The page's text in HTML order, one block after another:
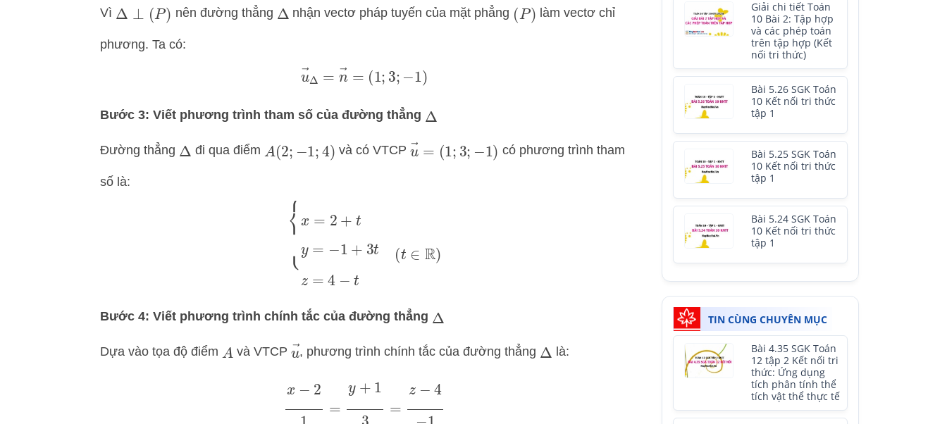
Vì Δ⊥( P) nên đường thẳng Δ nhận vectơ pháp tuyến của mặt phẳng (P) làm vectơ chỉ
phương. Ta có:
u→ Δ =n → =(1;3 ;−1)
Bước 3: Viết phương trình tham số của đường thẳng Δ
Đường thẳng Δ đi qua điểm A(2;−1;4) và có VTCP u →=(1 ;3; −1) có phương trình tham
số là:
= =− 1 +
Bước 4: Viết phương trình chính tắc của đường thẳng Δ
Dựa vào tọa độ điểm A và VTCPu→
, phương trình chính tắc của đường thẳng Δ là:
x−2 y+ 13= 4− 1
Giải chi tiết Toán
10 Bài 2: Tập hợp
và các phép toán
trên tập hợp (Kết
nối tri thức)
Bài 5.26 SGK Toán
10 Kết nối tri thức
tập 1
Bài 5.25 SGK Toán
10 Kết nối tri thức
tập 1
Bài 5.24 SGK Toán
10 Kết nối tri thức
tập 1
TIN CÙNG CHUYÊN MỤC
Bài 4.35 SGK Toán
12 tập 2 Kết nối tri
thức: Ứng dụng
tích phân tính thể
tích vật thể thực tế